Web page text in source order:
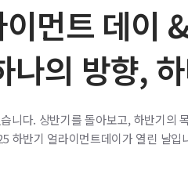
먼트 데이
나의 방향,
니다. 상반기를 돌아보고, 하반기의
하반기 얼라이먼트데이가 열린 날입